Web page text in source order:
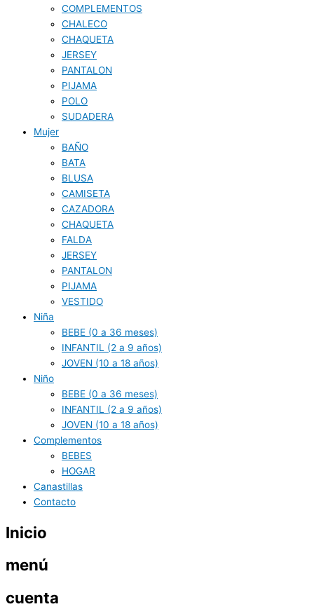
COMPLEMENTOS
CHALECO
CHAQUETA
JERSEY
PANTALON
PIJAMA
POLO
SUDADERA
Mujer
BAÑO
BATA
BLUSA
CAMISETA
CAZADORA
CHAQUETA
FALDA
JERSEY
PANTALON
PIJAMA
VESTIDO
Niña
BEBE (0 a 36 meses)
INFANTIL (2 a 9 años)
JOVEN (10 a 18 años)
Niño
BEBE (0 a 36 meses)
INFANTIL (2 a 9 años)
JOVEN (10 a 18 años)
Complementos
BEBES
HOGAR
Canastillas
Contacto
Inicio
menú
cuenta